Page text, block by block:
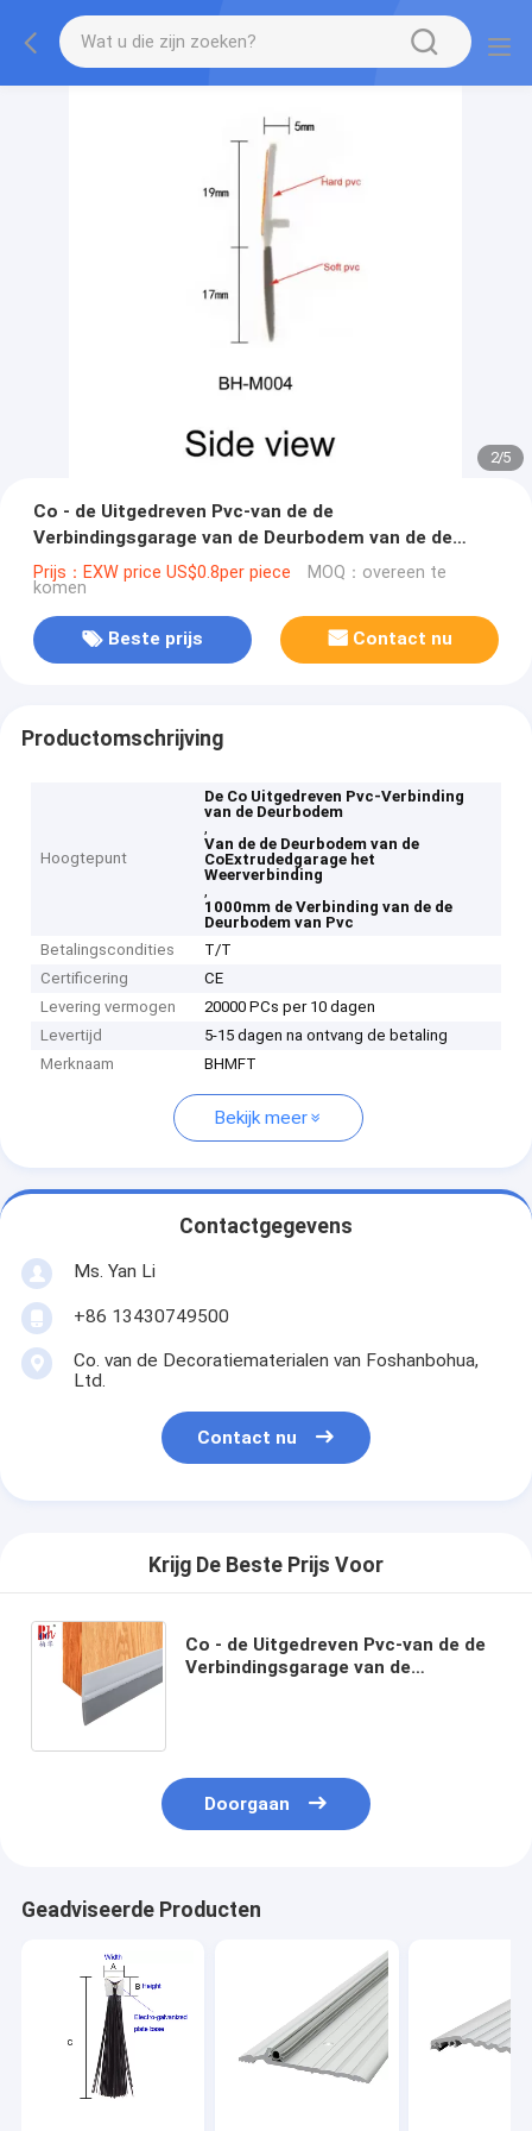
2/5
Co - de Uitgedreven Pvc-van de de
Verbindingsgarage van de Deurbodem van de de
Deurbodem Strook van de het Weerverbinding
Prijs：EXW price US$0.8per piece MOQ：overeen te
komen
Beste prijs Contact nu
Productomschrijving
Hoogtepunt
De Co Uitgedreven Pvc-Verbinding
van de Deurbodem
,
Van de de Deurbodem van de
CoExtrudedgarage het
Weerverbinding
,
1000mm de Verbinding van de de
Deurbodem van Pvc
Betalingscondities
T/T
Certificering
CE
Levering vermogen
20000 PCs per 10 dagen
Levertijd
5-15 dagen na ontvang de betaling
Merknaam
BHMFT
Bekijk meer
Contactgegevens
Ms. Yan Li
+86 13430749500
Co. van de Decoratiematerialen van Foshanbohua,
Ltd.
Contact nu
Krijg De Beste Prijs Voor
Co - de Uitgedreven Pvc-van de de
Verbindingsgarage van de
Doorgaan
Geadviseerde Producten